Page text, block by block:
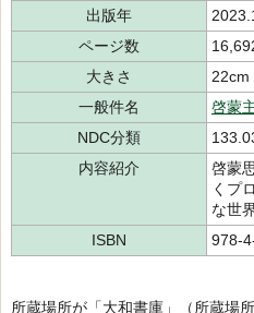
出版年
ページ数
大きさ
22cm
一般件名
啓蒙
NDC分類
内容紹介
啓蒙
くプ
な世
ISBN
978-
所蔵場所が「大和書庫」（所蔵場